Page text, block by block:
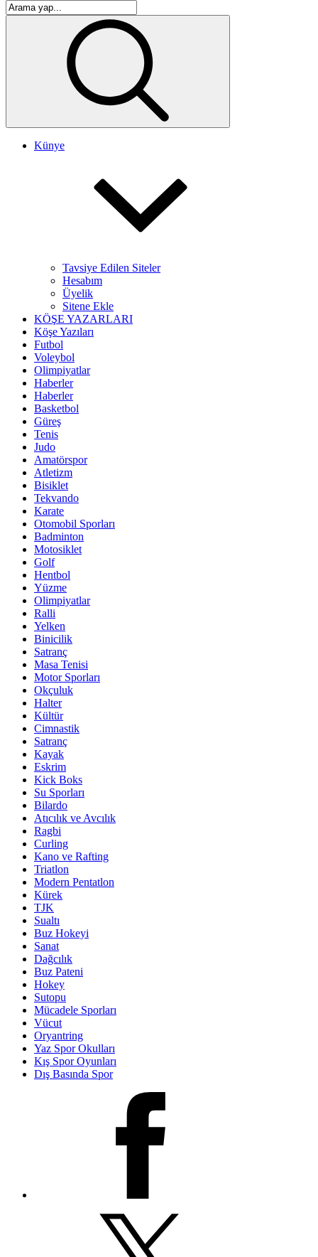
Künye
Tavsiye Edilen Siteler
Hesabım
Üyelik
Sitene Ekle
KÖŞE YAZARLARI
Köşe Yazıları
Futbol
Voleybol
Olimpiyatlar
Haberler
Haberler
Basketbol
Güreş
Tenis
Judo
Amatörspor
Atletizm
Bisiklet
Tekvando
Karate
Otomobil Sporları
Badminton
Motosiklet
Golf
Hentbol
Yüzme
Olimpiyatlar
Ralli
Yelken
Binicilik
Satranç
Masa Tenisi
Motor Sporları
Okçuluk
Halter
Kültür
Cimnastik
Satranç
Kayak
Eskrim
Kick Boks
Su Sporları
Bilardo
Atıcılık ve Avcılık
Ragbi
Curling
Kano ve Rafting
Triatlon
Modern Pentatlon
Kürek
TJK
Sualtı
Buz Hokeyi
Sanat
Dağcılık
Buz Pateni
Hokey
Sutopu
Mücadele Sporları
Vücut
Oryantring
Yaz Spor Okulları
Kış Spor Oyunları
Dış Basında Spor